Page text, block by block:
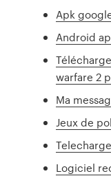
Apk
Android
warfare 2
Ma
Jeux de
Logiciel